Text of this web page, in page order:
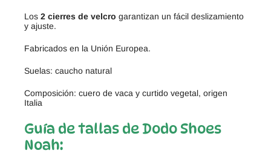
Los 2 cierres de velcro garantizan un fácil deslizamiento
y ajuste.
Fabricados en la Unión Europea.
Suelas: caucho natural
Composición: cuero de vaca y curtido vegetal, origen
Italia
Guía de tallas de Dodo Shoes
Noah: